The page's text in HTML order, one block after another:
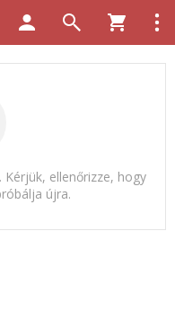
ellenőrizze, hogy
újra.